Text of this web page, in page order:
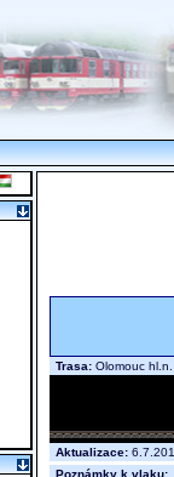
Trasa: Olomouc
Aktualizace:
Poznámky k vlaku: